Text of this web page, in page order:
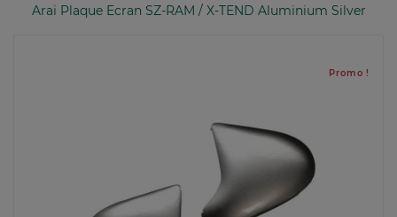
Arai Plaque Ecran SZ-RAM / X-TEND Aluminium Silver
Promo !